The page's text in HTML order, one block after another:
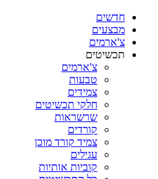
חדשים
מבצעים
צ'ארמים
תכשיטים
צ'ארמים
טבעות
צמידים
חלקי תכשיטים
שרשראות
קורדים
צמיד קורד מוכן
עגילים
קוביות אותיות